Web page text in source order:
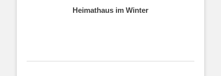
Heimathaus im Winter